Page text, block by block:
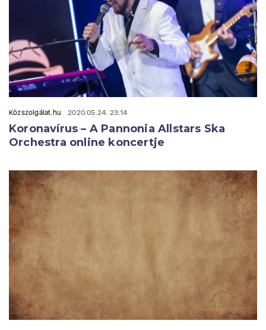
Közszolgálat.hu 2020.05.24. 23:14
Koronavírus – A Pannonia Allstars Ska
Orchestra online koncertje